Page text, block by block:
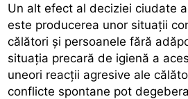
Un alt efect al deciziei ciudate
este producerea unor situații
călători și persoanele fără
situația precară de igienă a
uneori reacții agresive ale
conflicte spontane pot